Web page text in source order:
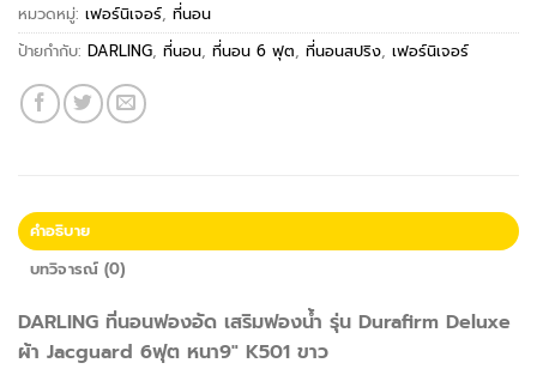
หมวดหมู่: เฟอร์นิเจอร์, ที่นอน
ป้ายกำกับ: DARLING, ที่นอน, ที่นอน 6 ฟุต, ที่นอนสปริง, เฟอร์นิเจอร์
คำอธิบาย
บทวิจารณ์ (0)
DARLING ที่นอนฟองอัด เสริมฟองน้ำ รุ่น Durafirm Deluxe
ผ้า Jacguard 6ฟุต หนา9″ K501 ขาว